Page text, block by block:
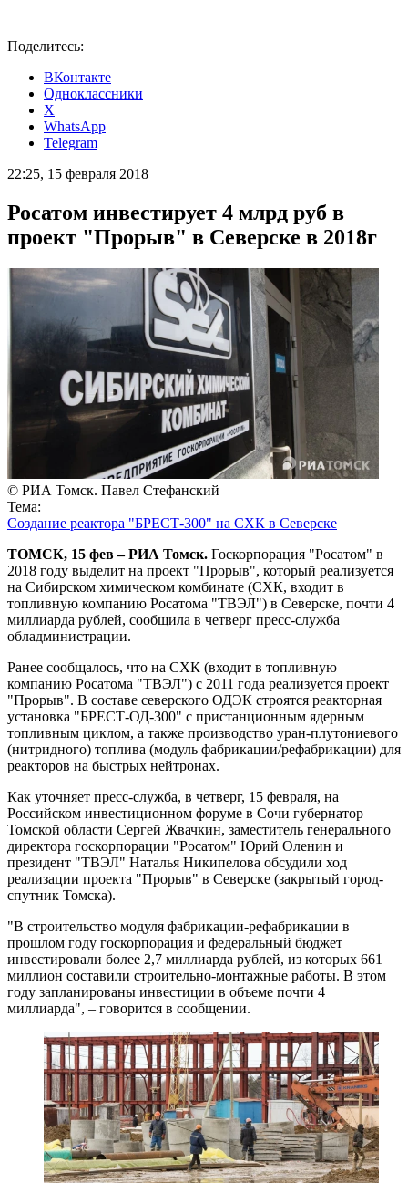
Поделитесь:
ВКонтакте
Одноклассники
X
WhatsApp
Telegram
22:25, 15 февраля 2018
Росатом инвестирует 4 млрд руб в
проект "Прорыв" в Северске в 2018г
© РИА Томск. Павел Стефанский
Тема:
Создание реактора "БРЕСТ-300" на СХК в Северске
ТОМСК, 15 фев – РИА Томск. Госкорпорация "Росатом" в
2018 году выделит на проект "Прорыв", который реализуется
на Сибирском химическом комбинате (СХК, входит в
топливную компанию Росатома "ТВЭЛ") в Северске, почти 4
миллиарда рублей, сообщила в четверг пресс-служба
обладминистрации.
Ранее сообщалось, что на СХК (входит в топливную
компанию Росатома "ТВЭЛ") с 2011 года реализуется проект
"Прорыв". В составе северского ОДЭК строятся реакторная
установка "БРЕСТ-ОД-300" с пристанционным ядерным
топливным циклом, а также производство уран-плутониевого
(нитридного) топлива (модуль фабрикации/рефабрикации) для
реакторов на быстрых нейтронах.
Как уточняет пресс-служба, в четверг, 15 февраля, на
Российском инвестиционном форуме в Сочи губернатор
Томской области Сергей Жвачкин, заместитель генерального
директора госкорпорации "Росатом" Юрий Оленин и
президент "ТВЭЛ" Наталья Никипелова обсудили ход
реализации проекта "Прорыв" в Северске (закрытый город-
спутник Томска).
"В строительство модуля фабрикации-рефабрикации в
прошлом году госкорпорация и федеральный бюджет
инвестировали более 2,7 миллиарда рублей, из которых 661
миллион составили строительно-монтажные работы. В этом
году запланированы инвестиции в объеме почти 4
миллиарда", – говорится в сообщении.